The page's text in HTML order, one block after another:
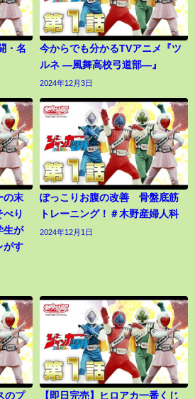
・名
今からでも分かるTVアニメ『ツ
ルネ ―風舞高校弓道部―』
2024年12月3日
の末
べり
生が
がす
ぽっこりお腹の改善 骨盤底筋
トレーニング！＃木野産婦人科
2024年12月1日
のプ
【即日完売】ヒロアカ一番くじ